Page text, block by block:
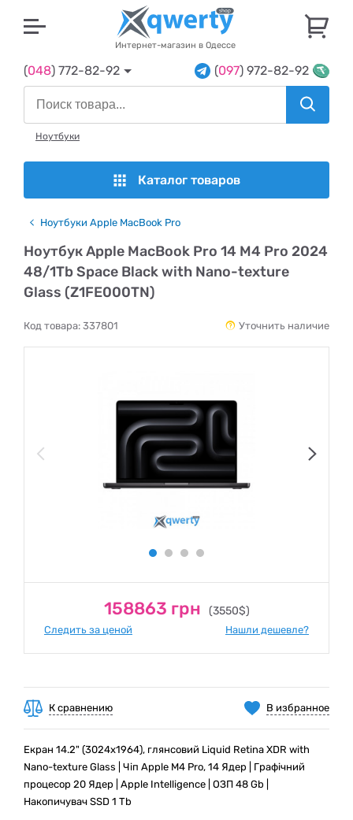
Интернет-магазин в Одессе
(048) 772-82-92 (097) 972-82-92
Ноутбуки
Каталог товаров
Ноутбуки Apple MacBook Pro
Ноутбук Apple MacBook Pro 14 M4 Pro 2024
48/1Tb Space Black with Nano-texture
Glass (Z1FE000TN)
Код товара: 337801 Уточнить наличие
158863 грн (3550$)
Следить за ценой Нашли дешевле?
В избранное
К сравнению
Екран 14.2" (3024x1964), глянсовий Liquid Retina XDR with
Nano-texture Glass | Чіп Apple M4 Pro, 14 Ядер | Графічний
процесор 20 Ядер | Apple Intelligence | ОЗП 48 Gb |
Накопичувач SSD 1 Tb